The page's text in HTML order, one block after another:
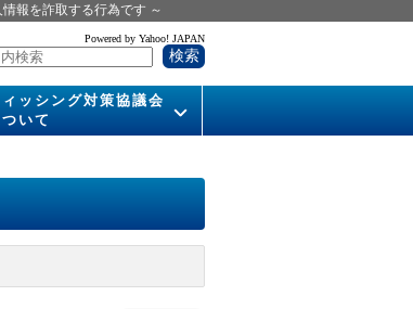
報を詐取する行為です ～
Powered by Yahoo! JAPAN
ィッシング対策協議会
いて